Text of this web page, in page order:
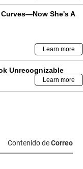
Contenido deCorreo